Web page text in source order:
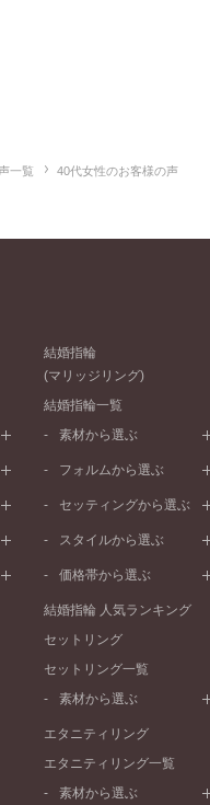
一覧 40代女性のお客様の声
結婚指輪
(マリッジリング)
結婚指輪一覧
素材から選ぶ
プラチナ
ピンクゴールド
ペールブラウンゴールド
フォルムから選ぶ
ストレートライン
V字ライン
セッティングから選ぶ
プレーン
セベラルメレ
ラインメレ
スタイルから選ぶ
シンプル
モード
エレガント
ゴージャス
価格帯から選ぶ
50万円～
20万円～30万円
10万円～20万円
結婚指輪 人気ランキング
セットリング
セットリング一覧
素材から選ぶ
プラチナ
エタニティリング
エタニティリング一覧
素材から選ぶ